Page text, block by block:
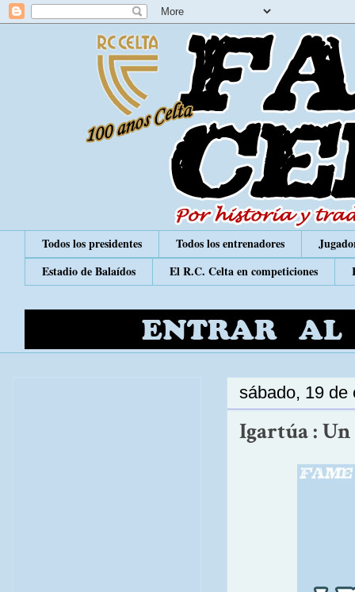
Todos los presidentes Todos los entrenadores
Estadio de Balaídos
El R.C. Celta en competiciones
sábado, 19 de
Igartúa :